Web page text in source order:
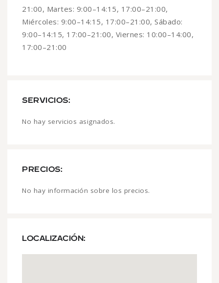
21:00, Martes: 9:00–14:15, 17:00–21:00,
Miércoles: 9:00–14:15, 17:00–21:00, Sábado:
9:00–14:15, 17:00–21:00, Viernes: 10:00–14:00,
17:00–21:00
SERVICIOS:
No hay servicios asignados.
PRECIOS:
No hay información sobre los precios.
LOCALIZACIÓN: